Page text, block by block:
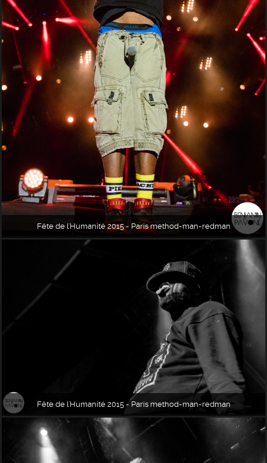
Fête de l'Humanité 2015 - Paris method-man-redman
Fête de l'Humanité 2015 - Paris method-man-redman